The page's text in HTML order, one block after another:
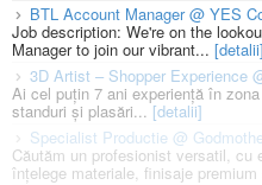
BTL Account Manager @ YES
Job description: We're on the
Manager to join our vibrant... [detalii]
3D Artist – Shopper Experience
Ai cel puțin 7 ani experiență în
standuri și plasări...[detalii]
Specialist Productie @
Căutăm un profesionist versatil, cu
înțelege materiale, finisaje premium